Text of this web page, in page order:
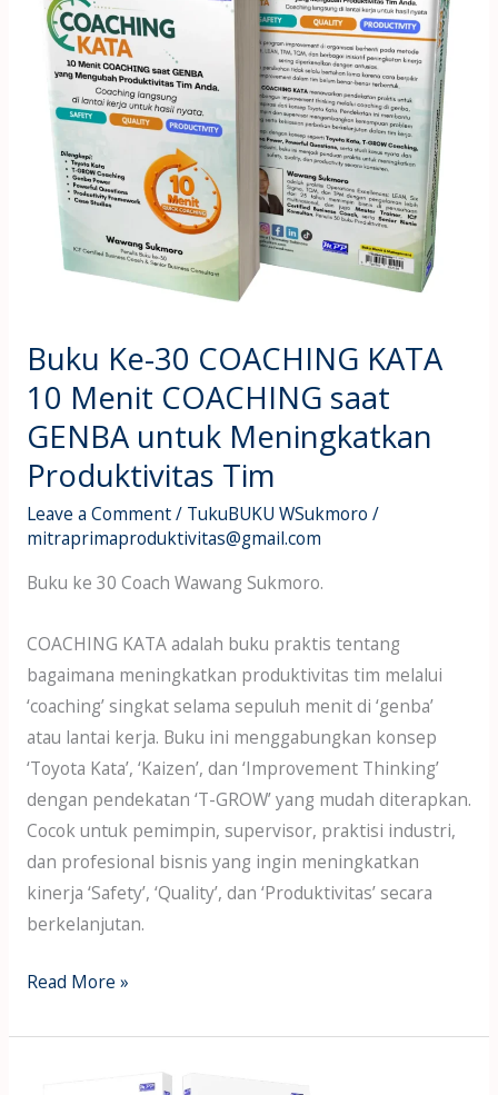
Buku Ke-30 COACHING KATA
10 Menit COACHING saat
GENBA untuk Meningkatkan
Produktivitas Tim
Leave a Comment/ TukuBUKU WSukmoro /
mitraprimaproduktivitas@gmail.com
Buku ke 30 Coach Wawang Sukmoro.
COACHING KATA adalah buku praktis tentang
bagaimana meningkatkan produktivitas tim melalui
‘coaching’ singkat selama sepuluh menit di ‘genba’
atau lantai kerja. Buku ini menggabungkan konsep
‘Toyota Kata’, ‘Kaizen’, dan ‘Improvement Thinking’
dengan pendekatan ‘T-GROW’ yang mudah diterapkan.
Cocok untuk pemimpin, supervisor, praktisi industri,
dan profesional bisnis yang ingin meningkatkan
kinerja ‘Safety’, ‘Quality’, dan ‘Produktivitas’ secara
berkelanjutan.
COACHING
KATA
COACHING
GENBA
untuk
Tim
Read More »